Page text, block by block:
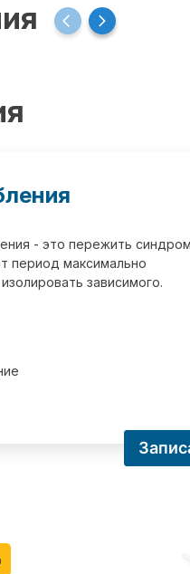
- это пережить синдром
период максимально
зависимого.